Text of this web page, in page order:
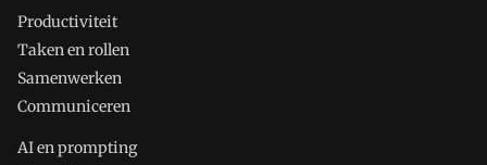
Productiviteit
Taken en rollen
Samenwerken
Communiceren
AI en prompting